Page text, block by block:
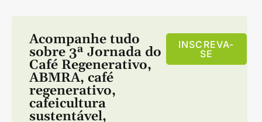
Acompanhe tudo
sobre 3ª Jornada do
Café Regenerativo,
ABMRA, café
regenerativo,
cafeicultura
sustentável,
INSCREVA-
SE